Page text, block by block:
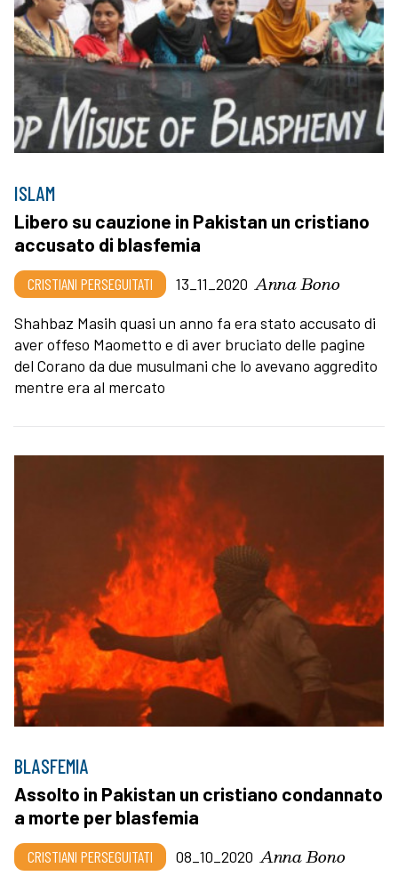
ISLAM
Libero su cauzione in Pakistan un cristiano
accusato di blasfemia
CRISTIANI PERSEGUITATI 13_11_2020 Anna Bono
Shahbaz Masih quasi un anno fa era stato accusato di
aver offeso Maometto e di aver bruciato delle pagine
del Corano da due musulmani che lo avevano aggredito
mentre era al mercato
BLASFEMIA
Assolto in Pakistan un cristiano condannato
a morte per blasfemia
CRISTIANI PERSEGUITATI 08_10_2020 Anna Bono